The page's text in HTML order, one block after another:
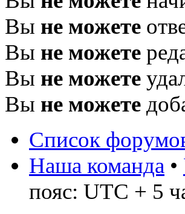
Вы не можете
Вы не можете
Вы не можете
Вы не можете
Список
Наша команда •
пояс: UTC + 5